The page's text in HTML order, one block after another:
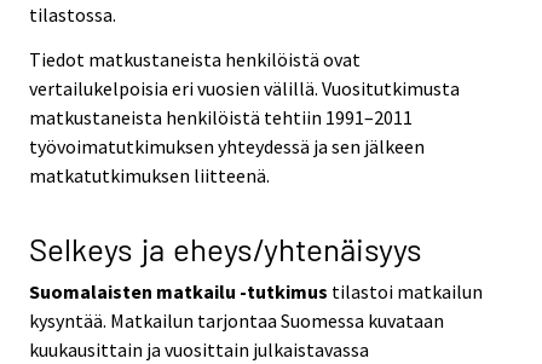
tilastossa.
Tiedot matkustaneista henkilöistä ovat
vertailukelpoisia eri vuosien välillä. Vuositutkimusta
matkustaneista henkilöistä tehtiin 1991–2011
työvoimatutkimuksen yhteydessä ja sen jälkeen
matkatutkimuksen liitteenä.
Selkeys ja eheys/yhtenäisyys
Suomalaisten matkailu -tutkimus tilastoi matkailun
kysyntää. Matkailun tarjontaa Suomessa kuvataan
kuukausittain ja vuosittain julkaistavassa